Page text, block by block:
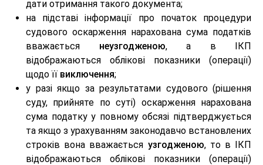
дати отримання такого документа;
на підставі інформації про початок процедури
судового оскарження нарахована сума податків
вважається неузгодженою, а в ІКП
відображаються облікові показники (операції)
щодо її виключення;
у разі якщо за результатами судового (рішення
суду, прийняте по суті) оскарження нарахована
сума податку у повному обсязі підтверджується
та якщо з урахуванням законодавчо встановлених
строків вона вважається узгодженою, то в ІКП
відображаються облікові показники (операції)